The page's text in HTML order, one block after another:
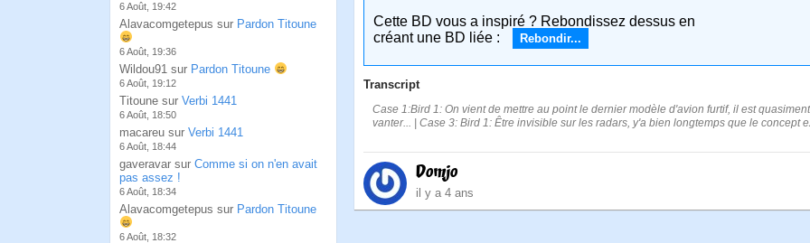
6 Août, 19:42
Alavacomgetepus sur Pardon Titoune
6 Août, 19:36
Wildou91 sur Pardon Titoune
6 Août, 19:12
Titoune sur Verbi 1441
6 Août, 18:50
macareu sur Verbi 1441
6 Août, 18:44
gaveravar sur Comme si on n'en avait
pas assez !
6 Août, 18:34
Alavacomgetepus sur Pardon Titoune
6 Août, 18:32
Cette BD vous a inspiré ? Rebondissez dessus en
créant une BD liée :
Rebondir...
Transcript
Case 1:Bird 1: On vient de mettre au point le dernier modèle d'avion furtif, il est
vanter... | Case 3: Bird 1: Être invisible sur les radars, y'a bien longtemps que le concept
Domjo
il y a 4 ans